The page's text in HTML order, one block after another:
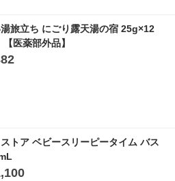
旅立ち にごり露天湯の宿 25g×12
医薬部外品】
トア ベビースリーピータイム バス